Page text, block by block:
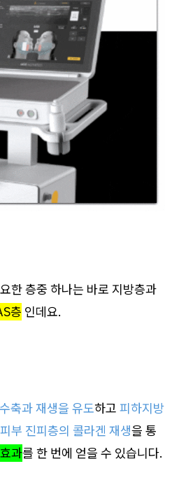
한 층중 하나는 바로 지방층과
층 인데요.
수축과 재생을 유도하고 피하지방
피부 진피층의 콜라겐 재생을 통
과를 한 번에 얻을 수 있습니다.